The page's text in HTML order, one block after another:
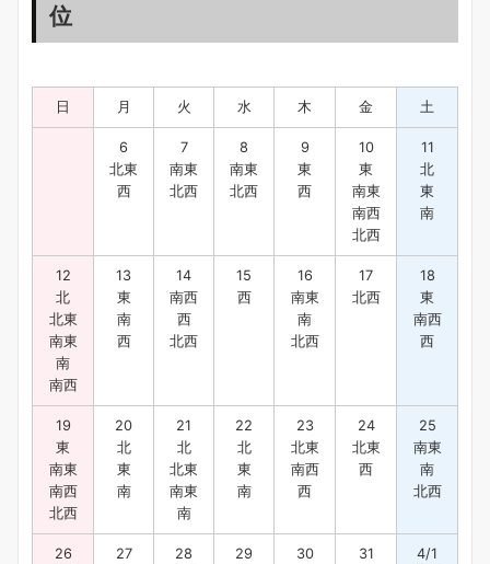
位
日 月 火 水 木 金 土
6
北東
西
7
南東
北西
8
南東
北西
9
東
西
10
東
南東
南西
北西
11
北
東
南
12
北
北東
南東
南
南西
13
東
南
西
14
南西
西
北西
15
西
16
南東
南
北西
17
北西
18
東
南西
西
19
東
南東
南西
北西
20
北
東
南
21
北
北東
南東
南
22
北
東
南
23
北東
南西
西
24
北東
西
25
南東
南
北西
26
27
28
29
30
31
4/1